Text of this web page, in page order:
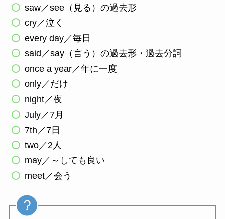
saw／see（見る）の過去形
cry／泣く
every day／毎日
said／say（言う）の過去形・過去分詞
once a year／年に一度
only／だけ
night／夜
July／7月
7th／7日
two／2人
may／～しても良い
meet／会う